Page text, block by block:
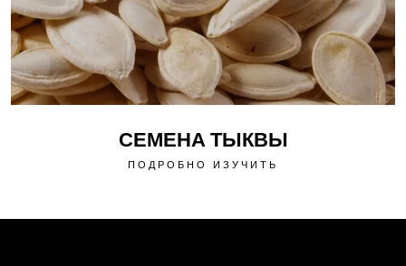
СЕМЕНА ТЫКВЫ
ПОДРОБНО ИЗУЧИТЬ